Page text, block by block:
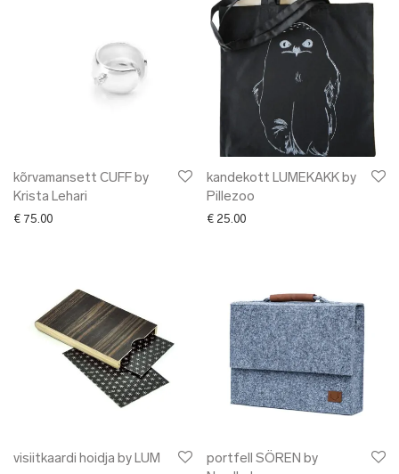
kõrvamansett CUFF by
Krista Lehari
€ 75.00
kandekott LUMEKAKK by
Pillezoo
€ 25.00
visiitkaardi hoidja by LUM
portfell SÖREN by